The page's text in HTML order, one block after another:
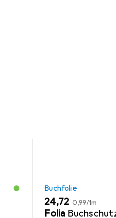
Buchfolie
EUR
24,72 EUR
0,99/1m
Folia